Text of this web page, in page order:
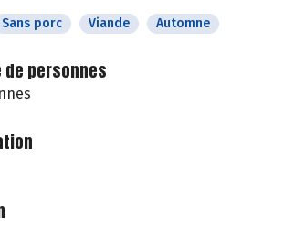
Sans porc Viande Automne
de personnes